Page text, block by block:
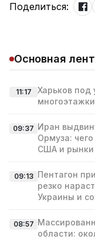
Поделиться:
Основная
11:17
Харьков
09:37 Иран
Ормуза:
США и рынки
09:13 Пентагон
резко
Украины и
08:57
области: